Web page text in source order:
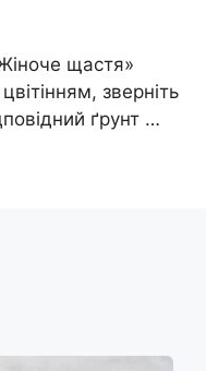
щастя»
зверніть
ґрунт …